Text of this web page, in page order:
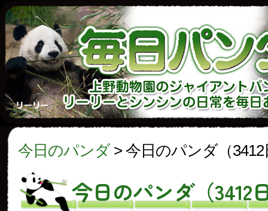
今日のパンダ> 今日のパンダ（3412
今日のパンダ（3412